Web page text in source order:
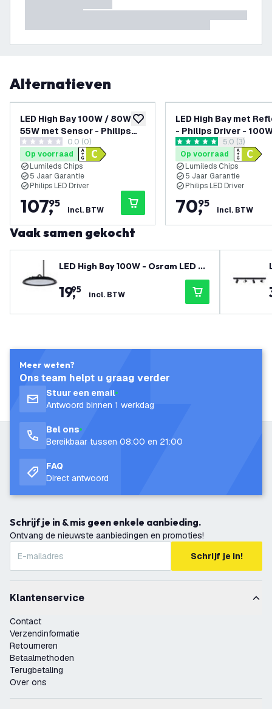
Alternatieven
toevoegen aan verlanglijst
LED High Bay 100W / 80W /
55W met Sensor - Philips
Driver - 120° - 175lm/W -
4000K - IP65 - Dimbaar - 5
Jaar Garantie
0 score sterren0.0 (0)
Op voorraad
Lumileds Chips
5 Jaar Garantie
Philips LED Driver
107,
95
incl. BTW
LED High Bay met
- Philips Driver -
80W / 55W - 90° -
3000K - IP65 -
Jaar Garantie
reviews
5 score sterren5.0 (3)
Op voorraad
Lumileds Chips
5 Jaar Garantie
Philips LED Driver
70,
95
incl. BTW
Vaak samen gekocht
LED High Bay 100W - Osram LED C
hips - 90° - 110 Lm/W - 3000K - IP6
5 - 2 Jaar Garantie
19,
95 incl. BTW
Meer weten?
Ons team helpt u graag verder
Stuur een email
Antwoord binnen 1 werkdag
Bel ons
Bereikbaar tussen 08:00 en 21:00
FAQ
Direct antwoord
Schrijf je in & mis geen enkele aanbieding.
Ontvang de nieuwste aanbiedingen en promoties!
Schrijf je in!
Klantenservice
Contact
Verzendinformatie
Retourneren
Betaalmethoden
Terugbetaling
Over ons